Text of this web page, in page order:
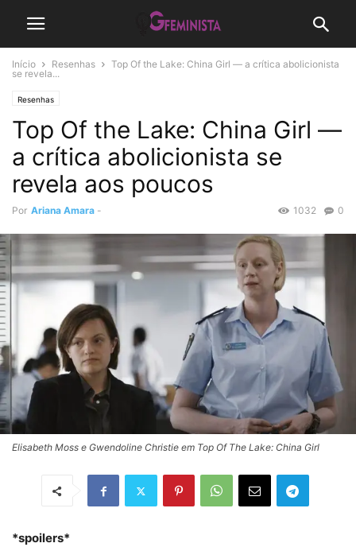
Início Resenhas
Top Of the Lake: China Girl — a crítica abolicionista
se revela...
Resenhas
Top Of the Lake: China Girl —
a crítica abolicionista se
revela aos poucos
Por Ariana Amara - 0
1032
Elisabeth Moss e Gwendoline Christie em Top Of The Lake: China Girl
*spoilers*